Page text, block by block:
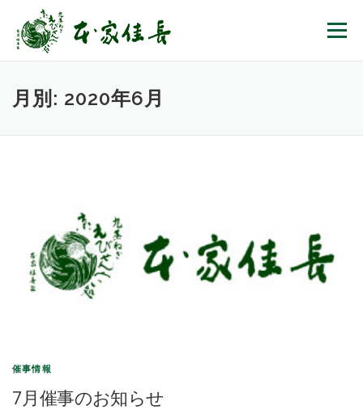
コンテンツへスキップ
メニュー
月別: 2020年6月
催事情報
7月催事のお知らせ